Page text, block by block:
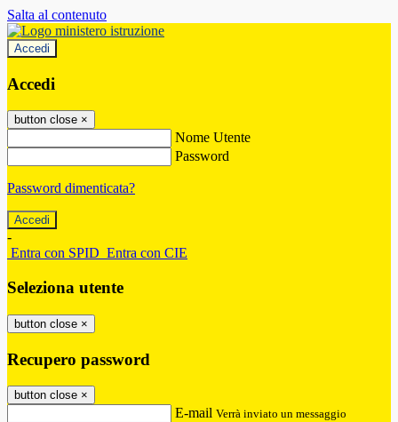
Salta al contenuto
Accedi
Accedi
button close ×
Nome Utente
Password
Password dimenticata?
-
Entra con SPID Entra con CIE
Seleziona utente
button close ×
Recupero password
button close ×
E-mail Verrà inviato un messaggio